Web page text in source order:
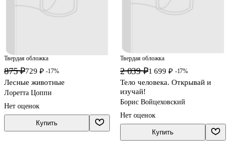
Твердая обложка
875 ₽729 ₽ -17%
Лесные животные
Лоретта Цоппи
Нет оценок
Купить
Твердая обложка
2 039 ₽1 699 ₽ -17%
Тело человека. Открывай и
изучай!
Борис Войцеховский
Нет оценок
Купить